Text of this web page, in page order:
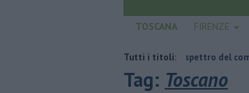
TOSCANA FIRENZE
Tutti i titoli:
il dopo Fortini e lo spettro del commissariamento
Tag: Toscano